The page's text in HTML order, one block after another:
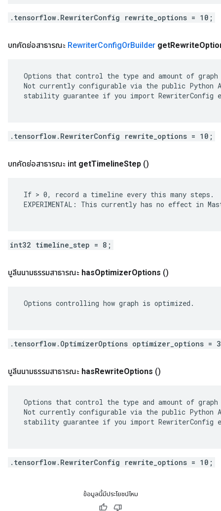
.tensorflow.RewriterConfig rewrite_options = 10;
บทคัดย่อสาธารณะ RewriterConfigOrBuilder getRewrite
Options that control the type and amount of
Not currently configurable via the public
stability guarantee if you import
.tensorflow.RewriterConfig rewrite_options = 10;
บทคัดย่อสาธารณะ int getTimelineStep ()
If > 0, record a timeline every this many steps.
EXPERIMENTAL: This currently has no effect in
int32 timeline_step = 8;
บูลีนนามธรรมสาธารณะ hasOptimizerOptions ()
Options controlling how graph is optimized.
.tensorflow.OptimizerOptions optimizer_options =
บูลีนนามธรรมสาธารณะ hasRewriteOptions ()
Options that control the type and amount of
Not currently configurable via the public
stability guarantee if you import
.tensorflow.RewriterConfig rewrite_options = 10;
ข้อมูลนี้มีประโยชน์ไหม